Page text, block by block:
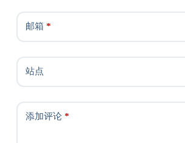
邮箱 *
站点
添加评论*